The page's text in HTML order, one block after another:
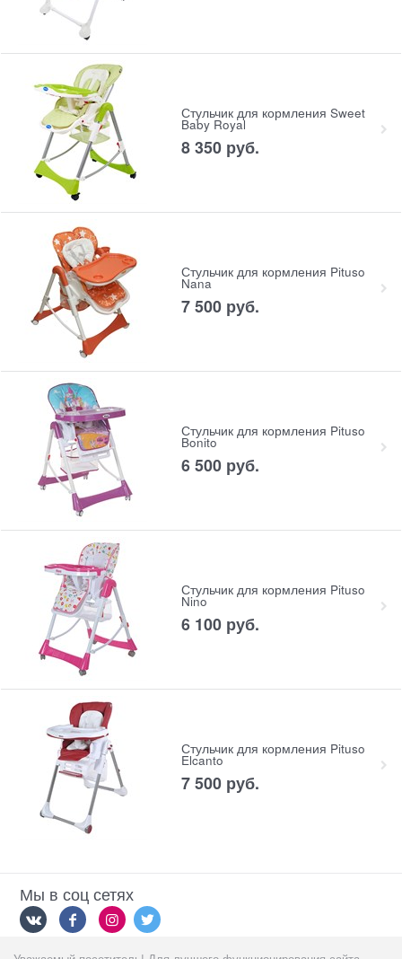
Стульчик для кормления Sweet
Baby Royal
8 350 руб.
Стульчик для кормления Pituso
Nana
7 500 руб.
Стульчик для кормления Pituso
Bonito
6 500 руб.
Стульчик для кормления Pituso
Nino
6 100 руб.
Стульчик для кормления Pituso
Elcanto
7 500 руб.
Мы в соц сетях